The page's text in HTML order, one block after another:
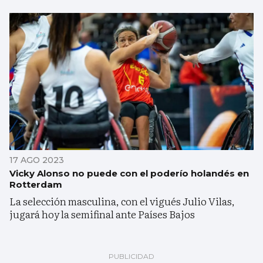
17 AGO 2023
Vicky Alonso no puede con el poderío holandés en
Rotterdam
La selección masculina, con el vigués Julio Vilas,
jugará hoy la semifinal ante Países Bajos